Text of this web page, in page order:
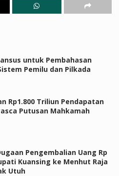
untuk Pembahasan
Pemilu dan Pilkada
Rp1.800 Triliun Pendapatan
Putusan Mahkamah
Pengembalian Uang Rp
Kuansing ke Menhut Raja
Utuh